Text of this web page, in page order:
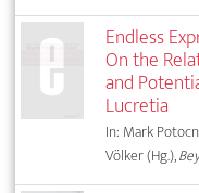
Endless
On the
and
Lucretia
In: Mark
Völker (Hg.),